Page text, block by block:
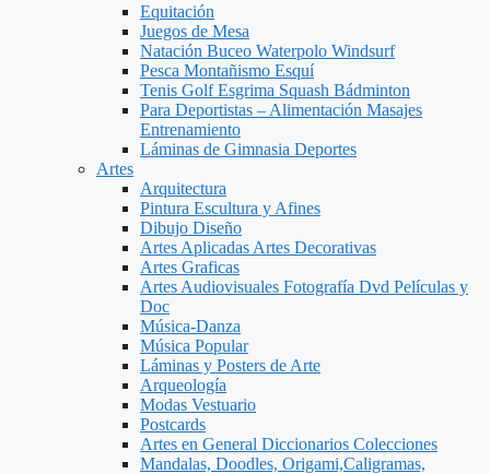
Equitación
Juegos de Mesa
Natación Buceo Waterpolo Windsurf
Pesca Montañismo Esquí
Tenis Golf Esgrima Squash Bádminton
Para Deportistas – Alimentación Masajes
Entrenamiento
Láminas de Gimnasia Deportes
Artes
Arquitectura
Pintura Escultura y Afines
Dibujo Diseño
Artes Aplicadas Artes Decorativas
Artes Graficas
Artes Audiovisuales Fotografía Dvd Películas y
Doc
Música-Danza
Música Popular
Láminas y Posters de Arte
Arqueología
Modas Vestuario
Postcards
Artes en General Diccionarios Colecciones
Mandalas, Doodles, Origami,Caligramas,